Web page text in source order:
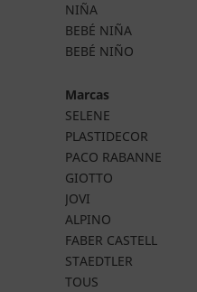
NIÑA
BEBÉ NIÑA
BEBÉ NIÑO
Marcas
SELENE
PLASTIDECOR
PACO RABANNE
GIOTTO
JOVI
ALPINO
FABER CASTELL
STAEDTLER
TOUS